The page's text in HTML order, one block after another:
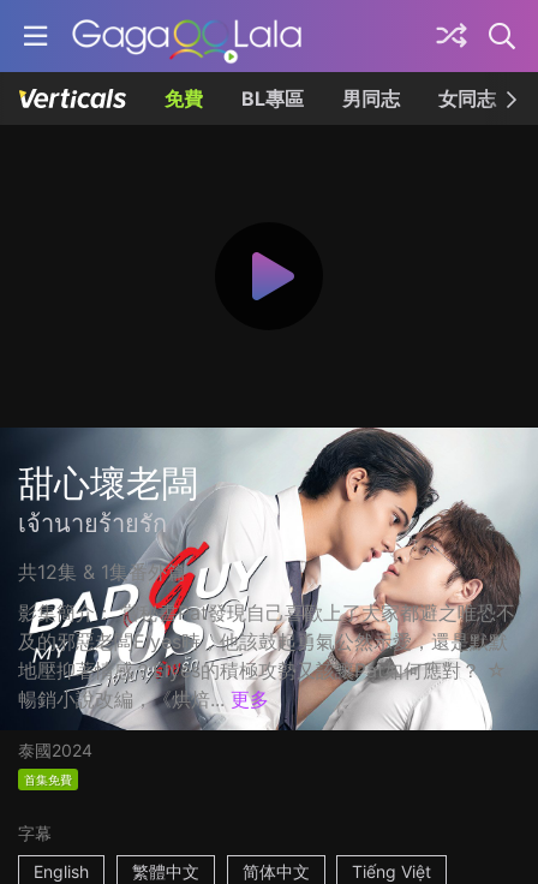
免費 BL專區 男同志 女同志
甜心壞老闆
เจ้านายร้ายรัก
共12集 & 1集番外篇
影集簡介： 當秘書Pat發現自己喜歡上了大家都避之唯恐不
及的邪惡老闆Elyes時，他該鼓起勇氣公然示愛，還是默默
地壓抑著情感？Elyes的積極攻勢又該讓Pat如何應對？ ☆
暢銷小說改編，《烘焙... 更多
泰國2024
首集免費
字幕
English
繁體中文 简体中文 Tiếng Việt